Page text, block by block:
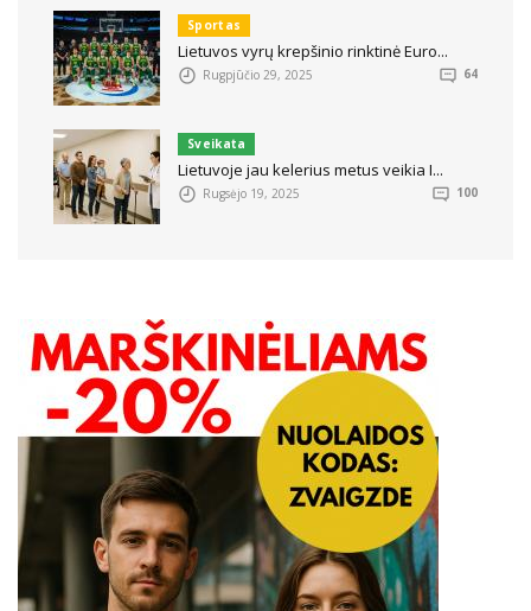
Sportas
Lietuvos vyrų krepšinio rinktinė Euro...
Rugpjūčio 29, 2025 64
Sveikata
Lietuvoje jau kelerius metus veikia I...
Rugsėjo 19, 2025 100